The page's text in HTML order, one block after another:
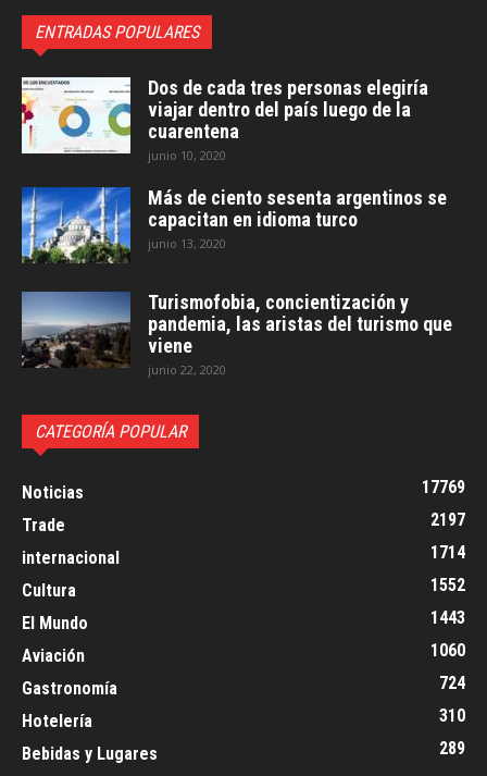
ENTRADAS POPULARES
Dos de cada tres personas elegiría
viajar dentro del país luego de la
cuarentena
junio 10, 2020
Más de ciento sesenta argentinos se
capacitan en idioma turco
junio 13, 2020
Turismofobia, concientización y
pandemia, las aristas del turismo que
viene
junio 22, 2020
CATEGORÍA POPULAR
Noticias
17769
Trade
2197
internacional
1714
Cultura
1552
El Mundo
1443
Aviación
1060
Gastronomía
724
Hotelería
310
Bebidas y Lugares
289